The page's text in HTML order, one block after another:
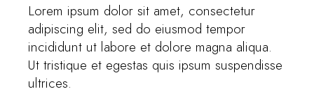
Lorem ipsum dolor sit amet, consectetur
adipiscing elit, sed do eiusmod tempor
incididunt ut labore et dolore magna aliqua.
Ut tristique et egestas quis ipsum suspendisse
ultrices.